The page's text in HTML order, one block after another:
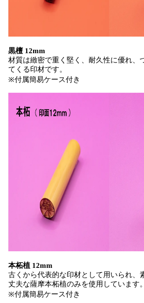
黒檀 12mm
材質は緻密で重く堅く、耐久性に優れ、
てくる印材です。
※付属簡易ケース付き
本柘植 12mm
古くから代表的な印材として用いられ、
丈夫な薩摩本柘植のみを使用しています。
※付属簡易ケース付き